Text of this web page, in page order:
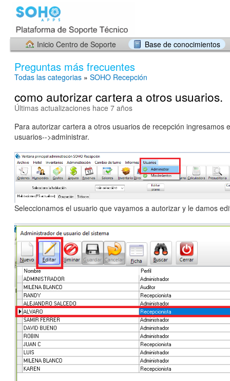
Inicio Centro de Soporte Base de conocimientos
Preguntas más frecuentes
Todas las categorias » SOHO Recepción
como autorizar cartera a otros usuarios.
Últimas actualizaciones hace 7 años
Para autorizar cartera a otros usuarios de recepción ingresamos
usuarios-->administrar.
Seleccionamos el usuario que vayamos a autorizar y le damos